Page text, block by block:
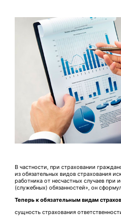
В частности, при страховании
из обязательных видов страхования
работника от несчастных случаев при
(служебных) обязанностей», он
Теперь к обязательным видам
сущность страхования